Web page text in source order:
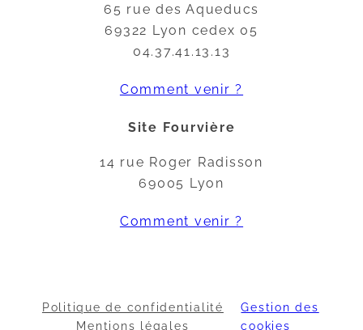
65 rue des Aqueducs
69322 Lyon cedex 05
04.37.41.13.13
Comment venir ?
Site Fourvière
14 rue Roger Radisson
69005 Lyon
Comment venir ?
Politique de confidentialité
Mentions légales
Gestion des
cookies